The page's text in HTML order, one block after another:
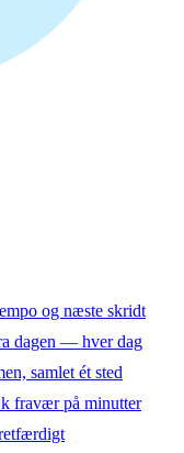
og næste skridt
dagen — hver dag
samlet ét sted
fravær på minutter